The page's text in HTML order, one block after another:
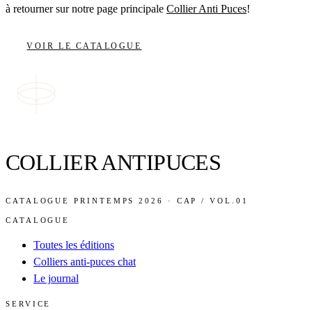
à retourner sur notre page principale Collier Anti Puces!
VOIR LE CATALOGUE
COLLIER ANTIPUCES
CATALOGUE PRINTEMPS 2026 · CAP / VOL.01
CATALOGUE
Toutes les éditions
Colliers anti-puces chat
Le journal
SERVICE